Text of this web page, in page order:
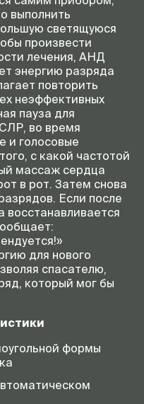
выполнить
светящуюся
произвести
лечения, АНД
энергию разряда
повторить
неэффективных
пауза для
во время
и голосовые
с какой частотой
массаж сердца
в рот. Затем снова
Если после
восстанавливается
для нового
спасателю,
который мог бы
формы